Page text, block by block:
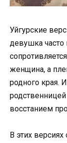
Уйгурские
девушка часто
женщина, а
родного края.
восстанием
В этих